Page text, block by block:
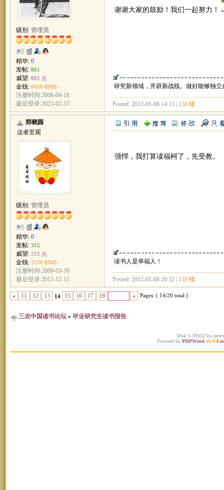
级别: 管理员
精华: 0
发帖: 861
威望: 861 点
金钱: 8610 RMB
注册时间:2008-04-18
最后登录:2023-02-15
谢谢大家的鼓励！我们一起努力！
研究新领域，开辟新战线。做好能够独
Posted: 2012-01-08 14:13 | 138 楼
郑晓园
达者至观
级别: 管理员
精华: 0
发帖: 315
威望: 315 点
金钱: 3150 RMB
注册时间:2009-03-30
最后登录:2015-12-11
强悍，我打算读福柯了，先受教。
读书人是幸福人！
Posted: 2012-01-08 20:32 | 139 楼
« 11 12 13 14 15 16 17 18 » Pages: ( 14/20 total )
三农中国读书论坛 » 毕业研究生读书报告
Total 0.295027(s)
Powered by PHPWind v6.0